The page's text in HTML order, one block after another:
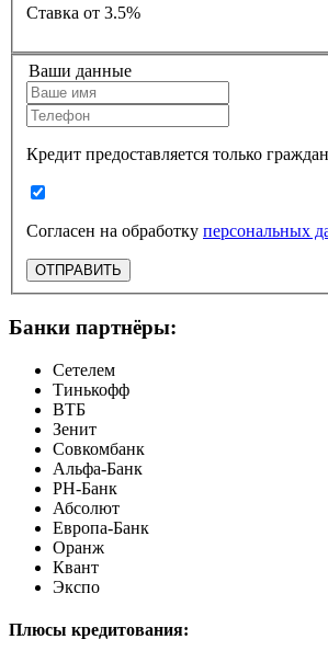
Ставка от 3.5%
Ваши данные
Кредит предоставляется только
Согласен на обработку персональных
ОТПРАВИТЬ
Банки партнёры:
Сетелем
Тинькофф
ВТБ
Зенит
Совкомбанк
Альфа-Банк
РН-Банк
Абсолют
Европа-Банк
Оранж
Квант
Экспо
Плюсы кредитования: